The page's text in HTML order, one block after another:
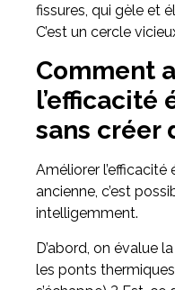
fissures, qui gèle et
C’est un cercle
Comment
l’efficacité
sans créer
Améliorer l’efficacité
ancienne, c’est
intelligemment.
D’abord, on évalue
les ponts